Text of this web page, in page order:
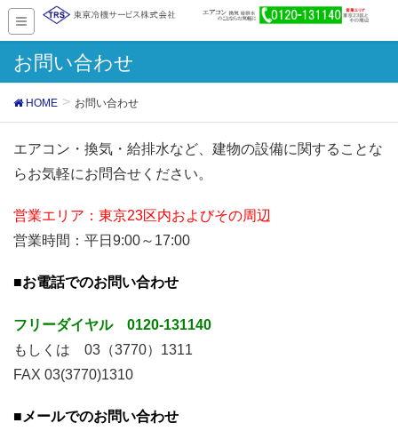
お問い合わせ
HOME お問い合わせ
エアコン・換気・給排水など、建物の設備に関することな
らお気軽にお問合せください。
営業エリア：東京23区内およびその周辺
営業時間：平日9:00～17:00
■お電話でのお問い合わせ
フリーダイヤル 0120-131140
もしくは 03（3770）1311
FAX 03(3770)1310
■メールでのお問い合わせ